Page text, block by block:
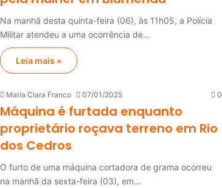
Na manhã desta quinta-feira (06), às 11h05, a Polícia
Militar atendeu a uma ocorrência de…
Leia mais »
Maria Clara Franco 07/01/2025 0
Máquina é furtada enquanto
proprietário roçava terreno em Rio
dos Cedros
O furto de uma máquina cortadora de grama ocorreu
na manhã da sexta-feira (03), em…